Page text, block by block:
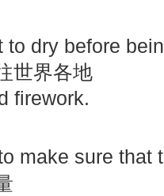
to dry before
世界各地
firework.
make sure that